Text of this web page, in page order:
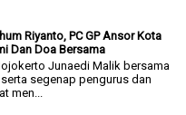
Riyanto, PC GP Ansor Kota
Dan Doa Bersama
Junaedi Malik bersama
segenap pengurus dan
men...